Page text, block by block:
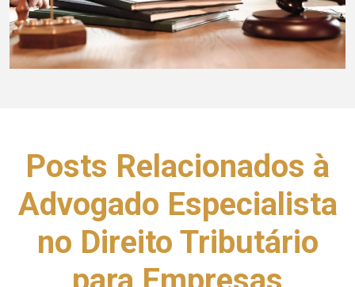
Posts Relacionados à
Advogado Especialista
no Direito Tributário